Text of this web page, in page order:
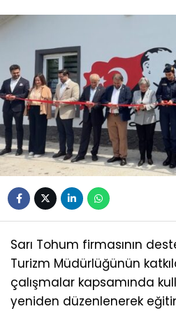
Sarı Tohum firmasının
Turizm Müdürlüğünün
çalışmalar kapsamında
yeniden düzenlenerek